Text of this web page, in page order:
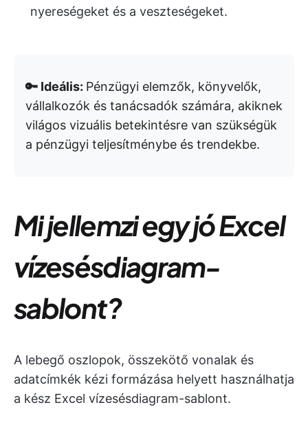
nyereségeket és a veszteségeket.
🔑 Ideális: Pénzügyi elemzők, könyvelők,
vállalkozók és tanácsadók számára, akiknek
világos vizuális betekintésre van szükségük
a pénzügyi teljesítménybe és trendekbe.
Mi jellemzi egy jó Excel
vízesésdiagram-
sablont?
A lebegő oszlopok, összekötő vonalak és
adatcímkék kézi formázása helyett használhatja
a kész Excel vízesésdiagram-sablont.